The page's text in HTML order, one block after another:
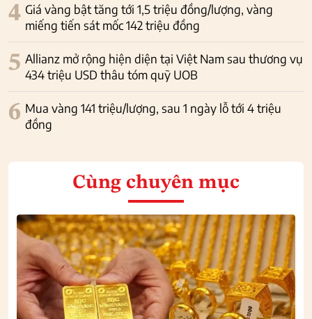
4 Giá vàng bật tăng tới 1,5 triệu đồng/lượng, vàng
miếng tiến sát mốc 142 triệu đồng
5 Allianz mở rộng hiện diện tại Việt Nam sau thương vụ
434 triệu USD thâu tóm quỹ UOB
6 Mua vàng 141 triệu/lượng, sau 1 ngày lỗ tới 4 triệu
đồng
Cùng chuyên mục